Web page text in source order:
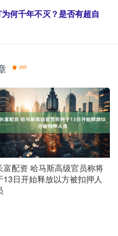
何千年不灭？是否有超自
富配资 哈马斯高级官员称将
13日开始释放以方被扣押人